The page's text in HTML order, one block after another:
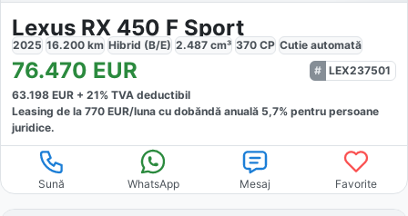
Lexus RX 450 F Sport
2025 16.200 km Hibrid (B/E) 2.487 cm³ 370 CP Cutie automată
76.470 EUR
LEX237501
63.198 EUR + 21% TVA deductibil
Leasing de la 770 EUR/luna cu dobăndă anuală 5,7% pentru persoane
juridice.
Sună WhatsApp Mesaj Favorite